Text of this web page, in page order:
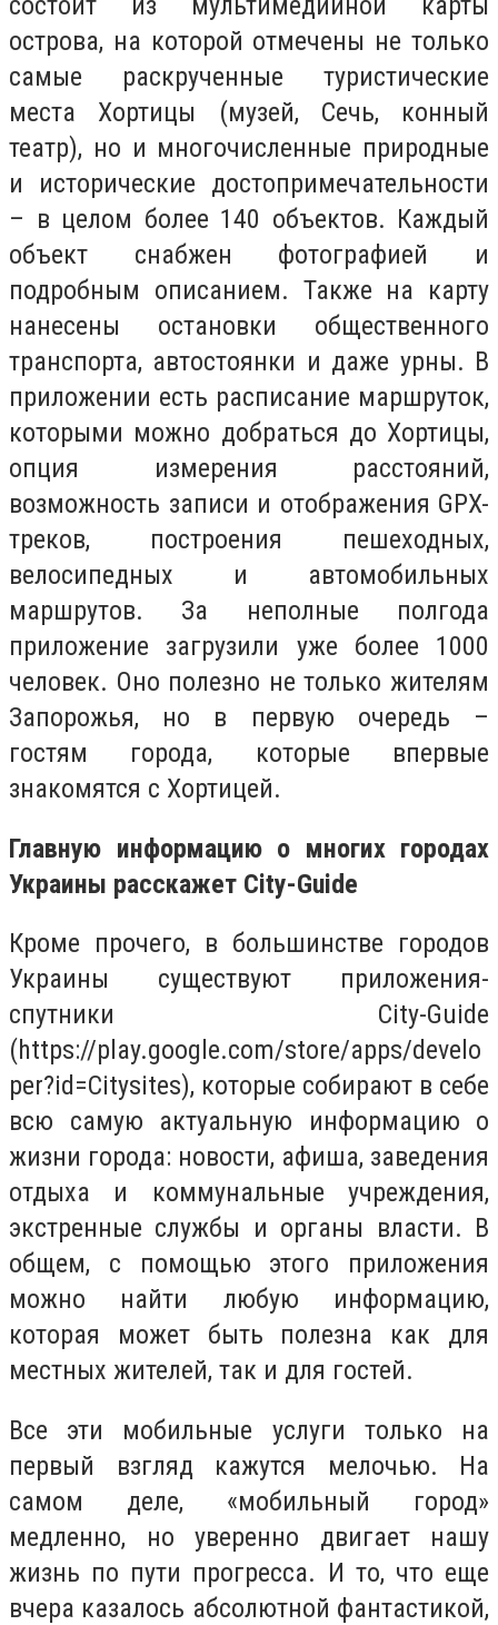
острова, на которой отмечены не только
самые раскрученные туристические
места Хортицы (музей, Сечь, конный
театр), но и многочисленные природные
и исторические достопримечательности
– в целом более 140 объектов. Каждый
объект снабжен фотографией и
подробным описанием. Также на карту
нанесены остановки общественного
транспорта, автостоянки и даже урны. В
приложении есть расписание маршруток,
которыми можно добраться до Хортицы,
опция измерения расстояний,
возможность записи и отображения GPX-
треков, построения пешеходных,
велосипедных и автомобильных
маршрутов. За неполные полгода
приложение загрузили уже более 1000
человек. Оно полезно не только жителям
Запорожья, но в первую очередь –
гостям города, которые впервые
знакомятся с Хортицей.
Главную информацию о многих городах
Украины расскажет City-Guide
Кроме прочего, в большинстве городов
Украины существуют приложения-
спутники City-Guide
(https://play.google.com/store/apps/develo
per?id=Citysites), которые собирают в себе
всю самую актуальную информацию о
жизни города: новости, афиша, заведения
отдыха и коммунальные учреждения,
экстренные службы и органы власти. В
общем, с помощью этого приложения
можно найти любую информацию,
которая может быть полезна как для
местных жителей, так и для гостей.
Все эти мобильные услуги только на
первый взгляд кажутся мелочью. На
самом деле, «мобильный город»
медленно, но уверенно двигает нашу
жизнь по пути прогресса. И то, что еще
вчера казалось абсолютной фантастикой,